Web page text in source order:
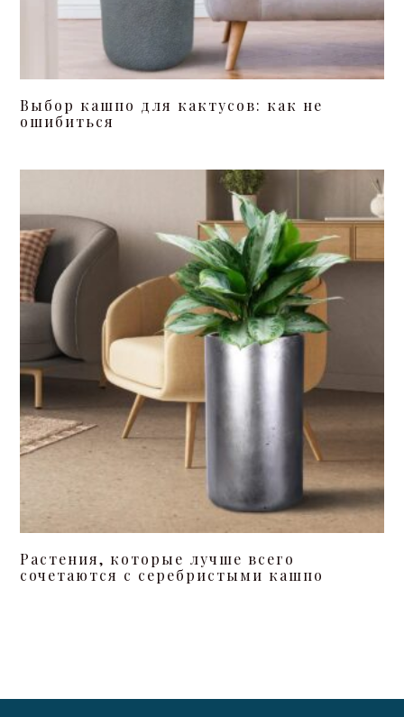
Выбор кашпо для кактусов: как не
ошибиться
Растения, которые лучше всего
сочетаются с серебристыми кашпо